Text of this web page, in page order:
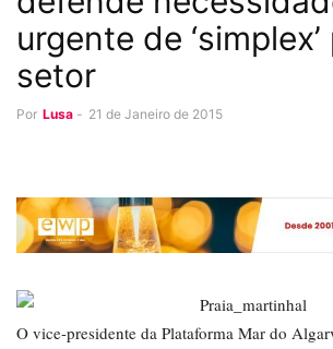
urgente de
setor
Por Lusa - 21 de Janeiro de 2015
O vice-presidente da Plataforma Mar do